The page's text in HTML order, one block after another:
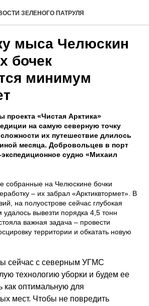
ЗЕЛЕНОГО ПАТРУЛЯ
мыса Челюскин
бочек
минимум
проекта «Чистая Арктика»
на самую северную точку
их путешествие длилось
месяца. Добровольцев в порт
судно «Михаил
собранные на Челюскине бочки
– их забрал «Арктиквтормет». В
на полуострове сейчас глубокая
вывезти порядка 4,5 тонн
важная задача – провести
территории и обкатать новую
сейчас с северным УГМС
технологию уборки и будем ее
как оптимальную для
мест. Чтобы не повредить